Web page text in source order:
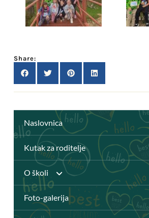
Naslovnica
Kutak za roditelje
O školi
Anž Frankopan
Foto-galerija
Share: